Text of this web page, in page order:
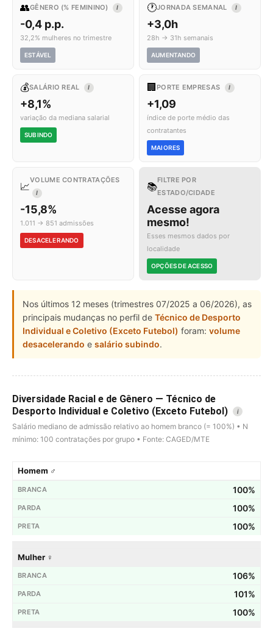
👥GÊNERO (% FEMININO) I
-0,4 p.p.
32,2% mulheres no trimestre
ESTÁVEL
🕐JORNADA SEMANAL I
+3,0h
28h → 31h semanais
AUMENTANDO
💰SALÁRIO REAL I
+8,1%
variação da mediana salarial
SUBINDO
🏢 PORTE EMPRESAS I
+1,09
índice de porte médio das
contratantes
MAIORES
📈
VOLUME CONTRATAÇÕES
I
-15,8%
1.011 → 851 admissões
DESACELERANDO
📚
FILTRE POR
ESTADO/CIDADE
Acesse agora
mesmo!
Esses mesmos dados por
localidade
OPÇÕES DE ACESSO
Nos últimos 12 meses (trimestres 07/2025 a 06/2026), as
principais mudanças no perfil de Técnico de Desporto
Individual e Coletivo (Exceto Futebol) foram: volume
desacelerando e salário subindo.
Diversidade Racial e de Gênero — Técnico de
Desporto Individual e Coletivo (Exceto Futebol)
i
Salário mediano de admissão relativo ao homem branco (= 100%) • N
mínimo: 100 contratações por grupo • Fonte: CAGED/MTE
Homem ♂
100%
100%
100%
Mulher ♀
106%
101%
100%